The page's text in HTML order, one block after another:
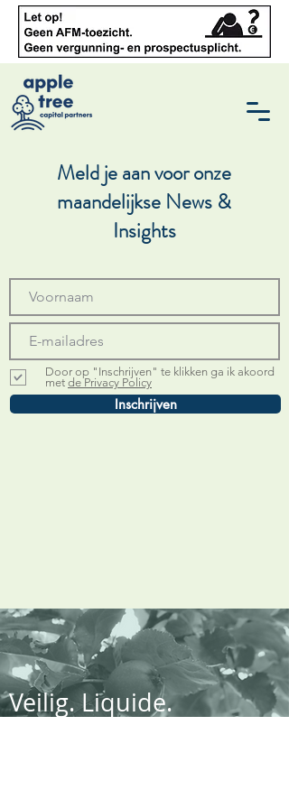
Meld je aan voor onze
maandelijkse News &
Insights
Door op "Inschrijven" te klikken ga ik akoord
met de Privacy Policy
Inschrijven
Veilig. Liquide.